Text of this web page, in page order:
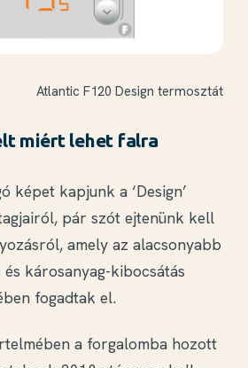
Atlantic F120 Design termosztát
miért lehet falra
képet kapjunk a ‘Design’
pár szót ejtenünk kell
amely az alacsonyabb
károsanyag-kibocsátás
fogadtak el.
a forgalomba hozott